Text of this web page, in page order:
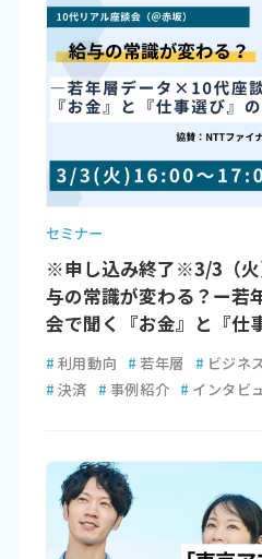
セミナー
※申し込み終了※3/3（火
与の常識が変わる？ー
会で聞く『お金』と『仕
# 利用動向 # 若年層 # ビジネ
# 決済 # 事例紹介 # インタビ